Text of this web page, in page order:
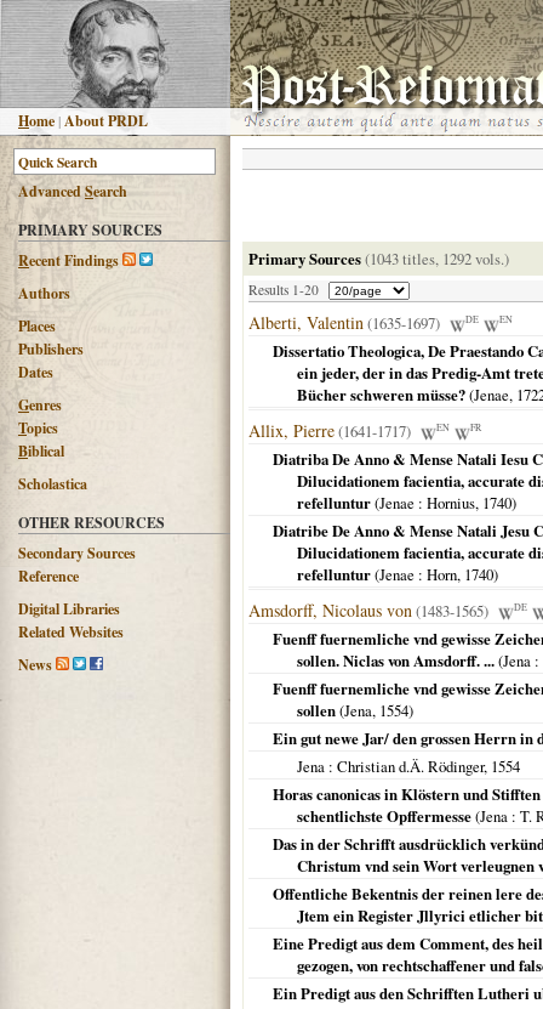
Home |About PRDL
AdvancedSearch
PRIMARY SOURCES
Recent Findings
Authors
Places
Publishers
Dates
Genres
Topics
Biblical
Scholastica
OTHER RESOURCES
Secondary Sources
Reference
Digital Libraries
Related Websites
News
Primary Sources(1043 titles, 1292 vols.)
Results 1-20
Alberti, Valentin(1635-1697) DE EN
Dissertatio Theologica, De Praestando
ein jeder, der in das Predig-Amt
Bücher schweren müsse?(Jenae,
Allix, Pierre(1641-1717) EN FR
Diatriba De Anno & Mense Natali Iesu
Dilucidationem facientia, accurate
refelluntur(Jenae : Hornius, 1740)
Diatribe De Anno & Mense Natali Jesu
Dilucidationem facientia, accurate
refelluntur(Jenae : Horn, 1740)
Amsdorff, Nicolaus von(1483-1565) DE
Fuenff fuernemliche vnd gewisse
sollen. Niclas von Amsdorff. ...(Jena :
Fuenff fuernemliche vnd gewisse
sollen(Jena, 1554)
Ein gut newe Jar/ den grossen Herrn in
Jena : Christian d.Ä. Rödinger, 1554
Horas canonicas in Klöstern und
schentlichste Opffermesse(Jena : T.
Das in der Schrifft ausdrücklich
Christum vnd sein Wort verleugnen
Offentliche Bekentnis der reinen lere
Jtem ein Register Jllyrici etlicher
Eine Predigt aus dem Comment, des
gezogen, von rechtschaffener und
Ein Predigt aus den Schrifften Lutheri